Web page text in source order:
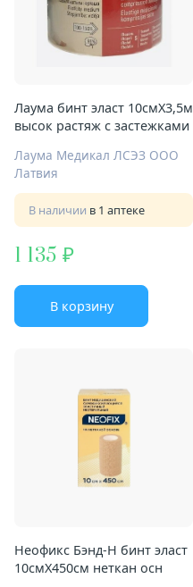
Лаума бинт эласт 10смX3,5м
высок растяж с застежками
Лаума Медикал ЛСЭЗ ООО
Латвия
В наличии в 1 аптеке
1 135
В корзину
Неофикс Бэнд-Н бинт эласт
10смX450см неткан осн